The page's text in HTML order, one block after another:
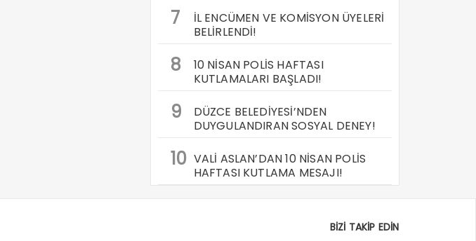
7
İL ENCÜMEN VE KOMİSYON ÜYELERİ
BELİRLENDİ!
8
10 NİSAN POLİS HAFTASI
KUTLAMALARI BAŞLADI!
9
DÜZCE BELEDİYESİ’NDEN
DUYGULANDIRAN SOSYAL DENEY!
10 VALİ ASLAN’DAN 10 NİSAN POLİS
HAFTASI KUTLAMA MESAJI!
BİZİ TAKİP EDİN